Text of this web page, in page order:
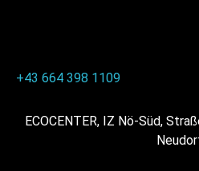
+43 664 398 1109
ECOCENTER, IZ Nö-Süd,